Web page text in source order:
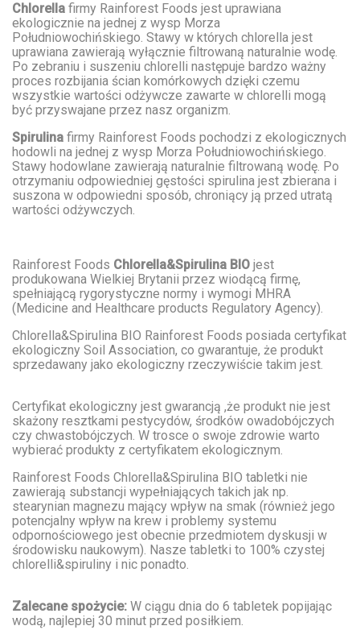
Chlorella firmy Rainforest Foods jest uprawiana
ekologicznie na jednej z wysp Morza
Południowochińskiego. Stawy w których chlorella jest
uprawiana zawierają wyłącznie filtrowaną naturalnie wodę.
Po zebraniu i suszeniu chlorelli następuje bardzo ważny
proces rozbijania ścian komórkowych dzięki czemu
wszystkie wartości odżywcze zawarte w chlorelli mogą
być przyswajane przez nasz organizm.
Spirulina firmy Rainforest Foods pochodzi z ekologicznych
hodowli na jednej z wysp Morza Południowochińskiego.
Stawy hodowlane zawierają naturalnie filtrowaną wodę. Po
otrzymaniu odpowiedniej gęstości spirulina jest zbierana i
suszona w odpowiedni sposób, chroniący ją przed utratą
wartości odżywczych.
Rainforest Foods Chlorella&Spirulina BIO jest
produkowana Wielkiej Brytanii przez wiodącą firmę,
spełniającą rygorystyczne normy i wymogi MHRA
(Medicine and Healthcare products Regulatory Agency).
Chlorella&Spirulina BIO Rainforest Foods posiada certyfikat
ekologiczny Soil Association, co gwarantuje, że produkt
sprzedawany jako ekologiczny rzeczywiście takim jest.
Certyfikat ekologiczny jest gwarancją ,że produkt nie jest
skażony resztkami pestycydów, środków owadobójczych
czy chwastobójczych. W trosce o swoje zdrowie warto
wybierać produkty z certyfikatem ekologicznym.
Rainforest Foods Chlorella&Spirulina BIO tabletki nie
zawierają substancji wypełniających takich jak np.
stearynian magnezu mający wpływ na smak (również jego
potencjalny wpływ na krew i problemy systemu
odpornościowego jest obecnie przedmiotem dyskusji w
środowisku naukowym). Nasze tabletki to 100% czystej
chlorelli&spiruliny i nic ponadto.
Zalecane spożycie: W ciągu dnia do 6 tabletek popijając
wodą, najlepiej 30 minut przed posiłkiem.